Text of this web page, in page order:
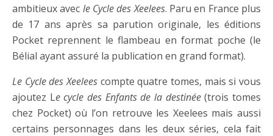
ambitieux avec le Cycle des Xeelees. Paru en France plus
de 17 ans après sa parution originale, les éditions
Pocket reprennent le flambeau en format poche (le
Bélial ayant assuré la publication en grand format).
Le Cycle des Xeelees compte quatre tomes, mais si vous
ajoutez Le cycle des Enfants de la destinée(trois tomes
chez Pocket) où l’on retrouve les Xeelees mais aussi
certains personnages dans les deux séries, cela fait